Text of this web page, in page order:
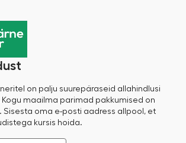
on palju suurepäraseid allahindlusi
maailma parimad pakkumised on
Sisesta oma e-posti aadress allpool, et
kursis hoida.